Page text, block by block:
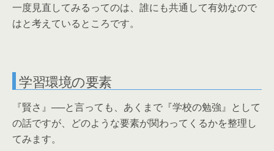
一度見直してみるってのは、誰にも共通して有効なので
はと考えているところです。
学習環境の要素
『賢さ』──と言っても、あくまで『学校の勉強』として
の話ですが、どのような要素が関わってくるかを整理し
てみます。